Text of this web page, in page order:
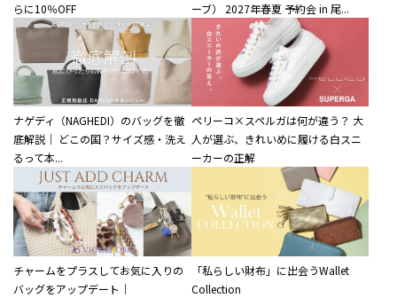
らに10％OFF
ーブ） 2027年春夏 予約会 in 尾...
ナゲディ（NAGHEDI）のバッグを徹
底解説｜ どこの国？サイズ感・洗え
るって本...
ペリーコ×スペルガは何が違う？ 大
人が選ぶ、きれいめに履ける白スニ
ーカーの正解
チャームをプラスしてお気に入りの
バッグをアップデート｜
「私らしい財布」に出会うWallet
Collection